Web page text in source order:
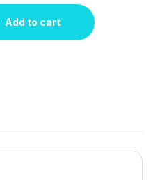
Add to cart